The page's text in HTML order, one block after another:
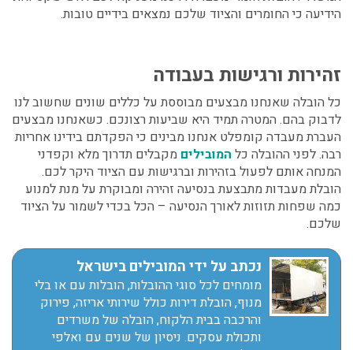
הידיעה כי החומרים והציוד שלכם נמצאים בידיים טובות.
זהירות ורגישות בעבודה
כל הובלה שאנחנו מבצעים מבוססת על כללים שונים שחשוב לנו
לדבוק בהם. המטרה תמיד היא שביעות רצונכם. כשאנחנו מבצעים
העברת מעבדה קומפלט אנחנו מבינים כי הפקדתם בידינו אחריות
רבה. לפני ההובלה כל המובילים מקבלים תדרוך מלא וקפדני
המנחה אותם לפעול בזהירות וברגישות עם הציוד היקר לכם.
הובלת מעבדותמתבצעת בנסיעה זהירה ומבוקרת על מנת למנוע
כמה שפחות תזוזות לאורך הנסיעה – הכל בכדי לשמור על הציוד
שלכם.
נכתב על ידי המובילים בישראל
מומחים לכל סוגי ההובלות, הובלות עם או בלי
מנוף, הובלת דירות כולל שירותי אריזה, פירוק
והרכבה בבית הלקוח, הובלה של משרדים
ותכולת עסקים. ניסיון של שנים עם ואלפי